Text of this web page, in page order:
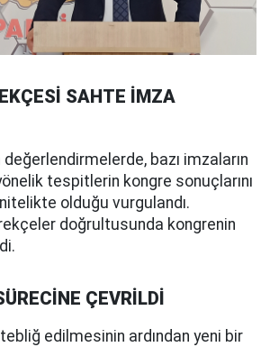
SAHTE İMZA
bazı imzaların
tespitlerin kongre sonuçlarını
olduğu vurgulandı.
doğrultusunda kongrenin
ÇEVRİLDİ
edilmesinin ardından yeni bir